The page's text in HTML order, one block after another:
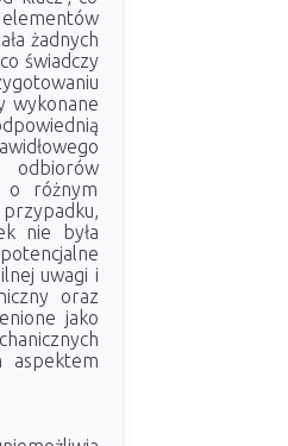
żadnych
świadczy
wykonane
odbiorów
o różnym
nie była
uwagi i
oraz
jako
aspektem